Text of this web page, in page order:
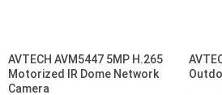
AVTECH AVM5447 5MP H.265
Motorized IR Dome Network
Camera